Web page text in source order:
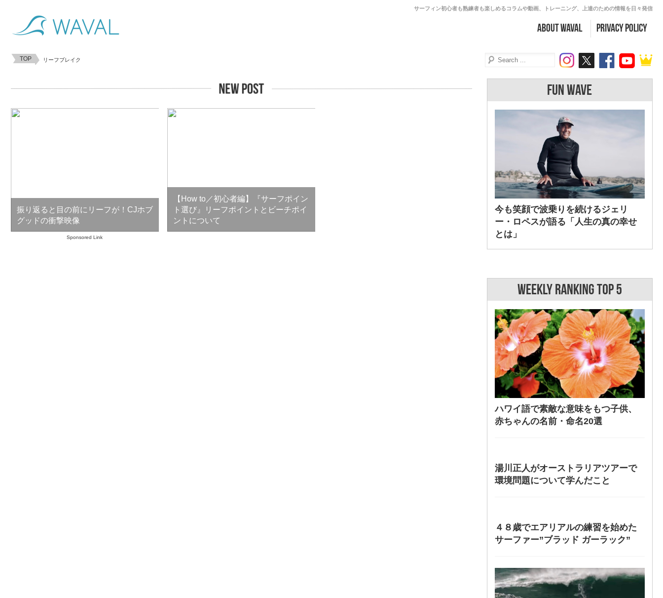
サーフィン初心者も熟練者も楽しめるコラムや動画、トレーニング、上達のための情報を日々発信
about WAVAL PRIVACY POLICY
TOP リーフブレイク
振り返ると目の前にリーフが！CJホブ
グッドの衝撃映像
【How to／初心者編】『サーフポイン
ト選び』リーフポイントとビーチポイ
ントについて
Sponsored Link
FUN WAVE
今も笑顔で波乗りを続けるジェリ
ー・ロペスが語る「人生の真の幸せ
とは」
WEEKLY RANKING TOP 5
ハワイ語で素敵な意味をもつ子供、
赤ちゃんの名前・命名20選
湯川正人がオーストラリアツアーで
環境問題について学んだこと
４８歳でエアリアルの練習を始めた
サーファー”ブラッド ガーラック”